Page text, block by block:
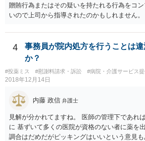
贈賄行為またはその疑いを持たれる行為をコ
いので上司から指導されたのかもしれません
4
事務員が院内処方を行うことは
か？
#投薬ミス #慰謝料請求・訴訟 #病院・介護サービス
2018年12月14日
内藤 政信 弁護士
見解が分かれてますね。 医師の管理下であれ
に 基ずいて多くの医院が資格のない者に薬を
調合はだめだがピッキングはいいという意見